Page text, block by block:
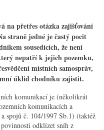
na přetřes otázka zajišťování
straně jedné je častý pocit
sousedících, že není
nepatří k jejich pozemku,
místních samospráv,
úklid chodníku zajistit.
komunikací je (několikrát
komunikacích a
spojů č. 104/1997 Sb.1) (taktéž
odklízet sníh z